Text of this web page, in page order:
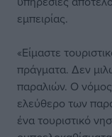
εμπειρίας.
«Είμαστε
πράγματα. Δεν
παραλιών. Ο νόμος
ελεύθερο των
ένα τουριστικό